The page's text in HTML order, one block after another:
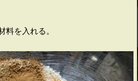
料を入れる。